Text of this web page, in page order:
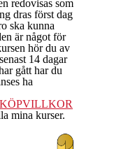
redovisas som
dras först dag
ska kunna
är något för
hör du av
senast 14 dagar
gått har du
ha
KÖPVILLKOR
mina kurser.